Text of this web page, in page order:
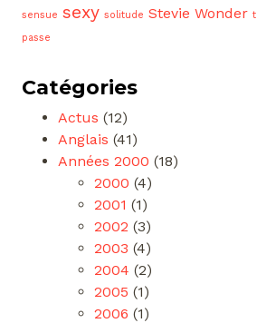
sensue sexy solitude Stevie Wonder
passe
Catégories
Actus (12)
Anglais (41)
Années 2000 (18)
2000 (4)
2001 (1)
2002 (3)
2003 (4)
2004 (2)
2005 (1)
2006 (1)